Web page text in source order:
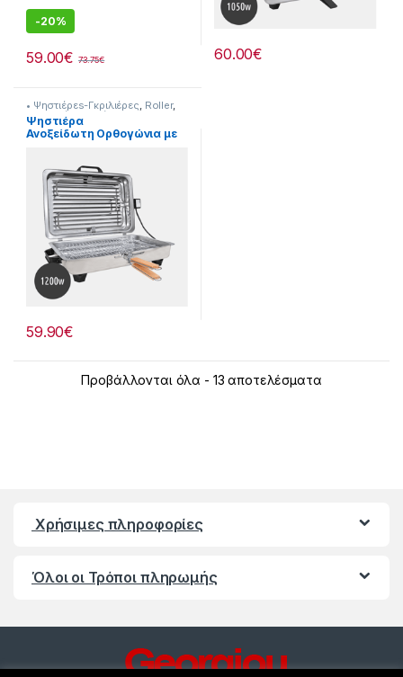
-20%
59.00€ 73.75€ 60.00€
• Ψηστιέρεs-Γκριλιέρες Roller,
Συσκευές Κουζίνας
Ψηστιέρα
Ανοξείδωτη Ορθογώνια με
59.90€
Προβάλλονται όλα - 13 αποτελέσματα
Χρήσιμες πληροφορίες
Όλοι οι Τρόποι πληρωμής